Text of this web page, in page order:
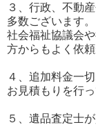
３、行政、不動
多数ございます。
社会福祉協議会
方からもよく
４、追加料金一
お見積もりを行
５、遺品査定士